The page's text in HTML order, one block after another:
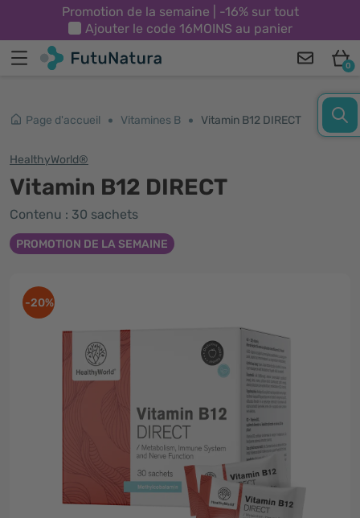
Promotion de la semaine | -16% sur tout
Ajouter le code 16MOINS au panier
0
Page d'accueil Vitamines B Vitamin B12 DIRECT
HealthyWorld®
Vitamin B12 DIRECT
Contenu : 30 sachets
PROMOTION DE LA SEMAINE
-20%